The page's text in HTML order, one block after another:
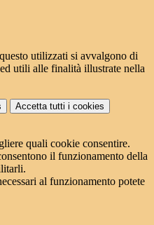
utilizzati si avvalgono di
utili alle finalità illustrate nella
Accetta tutti i cookies
quali cookie consentire.
il funzionamento della
al funzionamento potete